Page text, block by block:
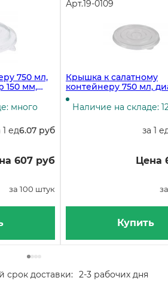
750 мл,
150 мм,
штук
1175, 19-
много
1 ед6.07 руб
607 руб
за 100 штук
Арт.19-0109
Крышка к салатному
контейнеру 750 мл,
150 мм, в упаковке 500
Наличие на складе:
за 1
Цена
Купить
доставки: 2-3 рабочих дня